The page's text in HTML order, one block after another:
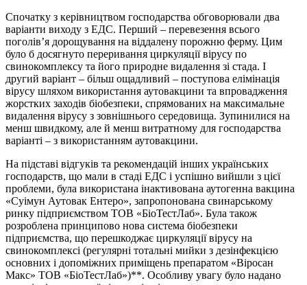
Спочатку з керівництвом господарства обговорювали два
варіанти виходу з ЕДС. Перший – перевезення всього
поголів’я дорощування на віддалену порожню ферму. Цим
було б досягнуто переривання циркуляції вірусу по
свинокомплексу та його природне видалення зі стада. І
другий варіант – більш ощадливий – поступова елімінація
вірусу шляхом використання аутовакцини та впровадження
жорстких заходів біобезпеки, спрямованих на максимальне
видалення вірусу з зовнішнього середовища. Зупинилися на
менш швидкому, але й менш витратному для господарства
варіанті – з використанням аутовакцини.
На підставі відгуків та рекомендацій інших українських
господарств, що мали в стаді ЕДС і успішно вийшли з цієї
проблеми, була використана інактивована аутогенна вакцина
«Суімун Аутовак Ентеро», запропонована свинарському
ринку підприємством ТОВ «БіоТестЛаб». Була також
розроблена принципово нова система біобезпеки
підприємства, що перешкоджає циркуляції вірусу на
свинокомплексі (регулярні тотальні мийки з дезінфекцією
основних і допоміжних приміщень препаратом «Віросан
Макс» ТОВ «БіоТестЛаб»)**. Особливу увагу було надано